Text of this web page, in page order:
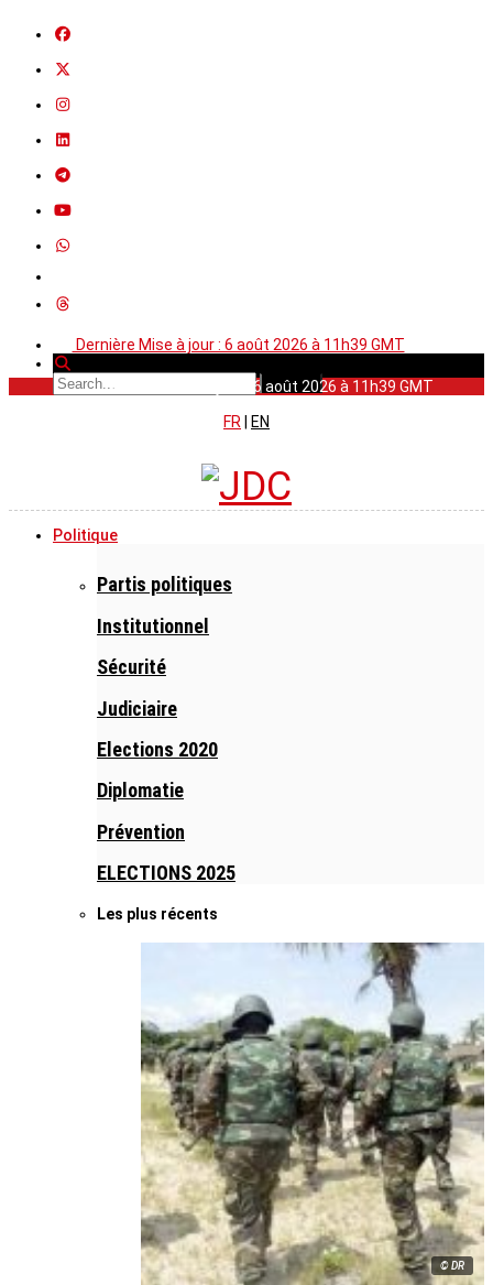
Dernière Mise à jour : 6 août 2026 à 11h39 GMT
Dernière Mise à jour : 6 août 2026 à 11h39 GMT
FR
EN
Politique
Partis politiques
Institutionnel
Sécurité
Judiciaire
Elections 2020
Diplomatie
Prévention
ELECTIONS 2025
Les plus récents
© DR